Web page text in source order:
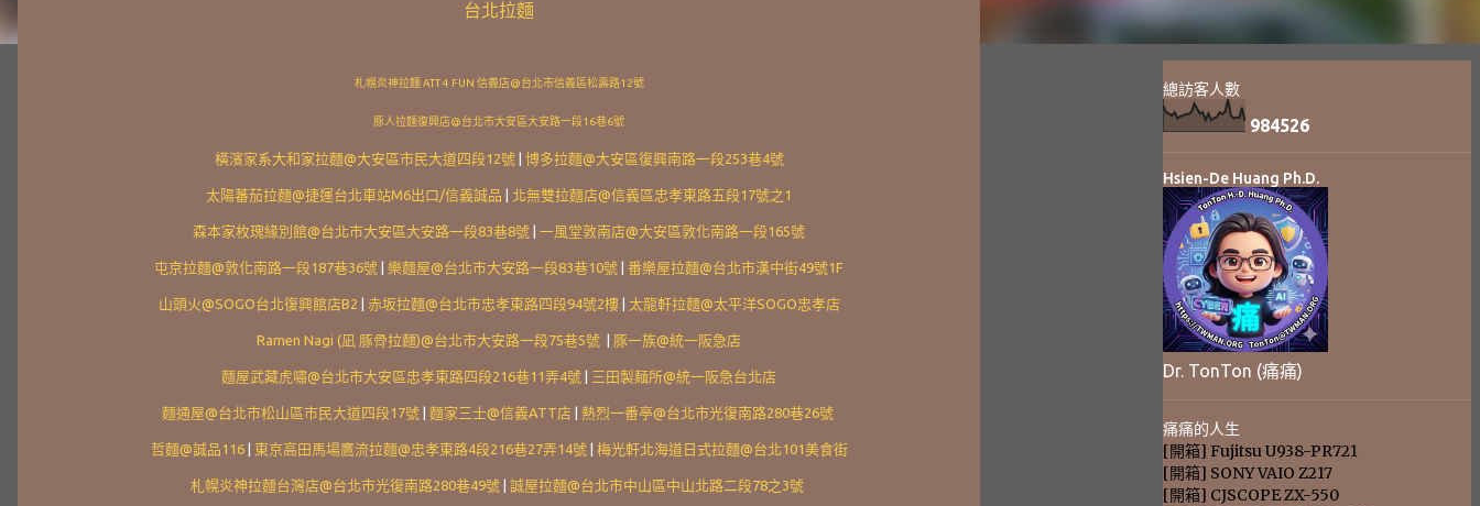
台北拉麵
札幌炎神拉麵 ATT 4 FUN 信義店@台北市信義區松壽路12號
豚人拉麵復興店@台北市大安區大安路一段16巷6號
橫濱家系大和家拉麵@大安區市民大道四段12號| 博多拉麵@大安區復興南路一段253巷4號
太陽蕃茄拉麵@捷運台北車站M6出口/信義誠品 北無雙拉麵店@信義區忠孝東路五段17號之1
森本家枚瑰緣別館@台北市大安區大安路一段83巷8號 一風堂敦南店@大安區敦化南路一段165號
屯京拉麵@敦化南路一段187巷36號 樂麵屋@台北市大安路一段83巷10號 番樂屋拉麵@台北市漢中街49號1F
山頭火@SOGO台北復興館店B2 赤坂拉麵@台北市忠孝東路四段94號2樓| 太龍軒拉麵@太平洋SOGO忠孝店
Ramen Nagi (凪 豚骨拉麵)@台北市大安路一段75巷5號 豚一族@統一阪急店
麵屋武藏虎嘯@台北市大安區忠孝東路四段216巷11弄4號 三田製麺所@統一阪急台北店
麵通屋@台北市松山區市民大道四段17號| 麵家三士@信義ATT店| 熱烈一番亭@台北市光復南路280巷26號
哲麵@誠品116| 東京高田馬場鷹流拉麵@忠孝東路4段216巷27弄14號| 梅光軒北海道日式拉麵@台北101美食街
札幌炎神拉麵台灣店@台北市光復南路280巷49號 誠屋拉麵@台北市中山區中山北路二段78之3號
總訪客人數
984526
Hsien-De Huang Ph.D.
Dr. TonTon (痛痛)
痛痛的人生
[開箱] Fujitsu U938-PR721
[開箱] SONY VAIO Z217
[開箱] CJSCOPE ZX-550